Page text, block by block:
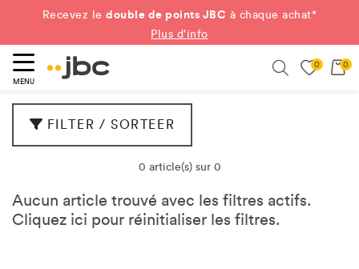
Recevez ledouble de points JBC à chaque achat*
Plus d'info
MENU
0 0
FILTER / SORTEER
0 article(s) sur 0
Aucun article trouvé avec les filtres actifs.
Cliquez ici pour réinitialiser les filtres.